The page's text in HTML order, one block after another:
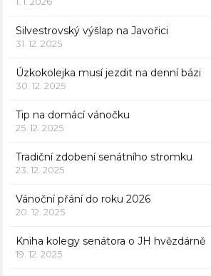
Silvestrovský výšlap na Javořici
31. 12. 2025
Úzkokolejka musí jezdit na denní bázi
30. 12. 2025
Tip na domácí vánočku
25. 12. 2025
Tradiční zdobení senátního stromku
23. 12. 2025
Vánoční přání do roku 2026
20. 12. 2025
Kniha kolegy senátora o JH hvězdárně
19. 12. 2025